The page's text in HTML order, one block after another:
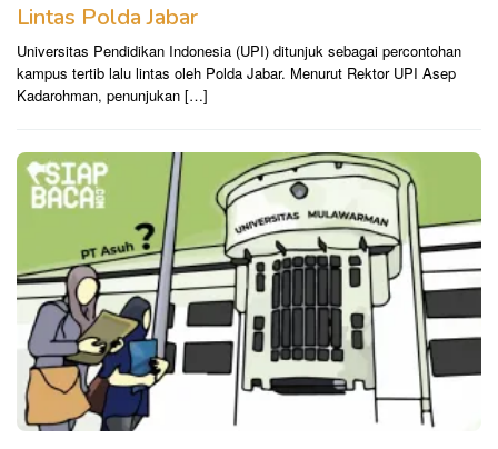
Lintas Polda Jabar
Universitas Pendidikan Indonesia (UPI) ditunjuk sebagai percontohan
kampus tertib lalu lintas oleh Polda Jabar. Menurut Rektor UPI Asep
Kadarohman, penunjukan […]